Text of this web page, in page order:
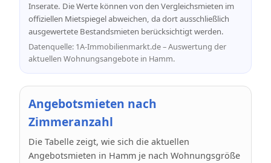
Inserate. Die Werte können von den Vergleichsmieten im
offiziellen Mietspiegel abweichen, da dort ausschließlich
ausgewertete Bestandsmieten berücksichtigt werden.
Datenquelle: 1A-Immobilienmarkt.de – Auswertung der
aktuellen Wohnungsangebote in Hamm.
Angebotsmieten nach
Zimmeranzahl
Die Tabelle zeigt, wie sich die aktuellen
Angebotsmieten in Hamm je nach Wohnungsgröße